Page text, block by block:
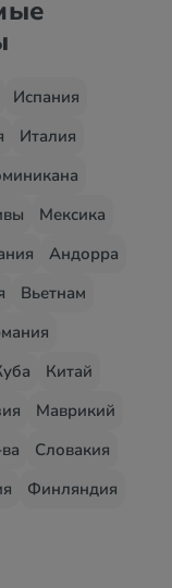
Испания
Италия
Мексика
Андорра
Вьетнам
Китай
Маврикий
Словакия
Финляндия